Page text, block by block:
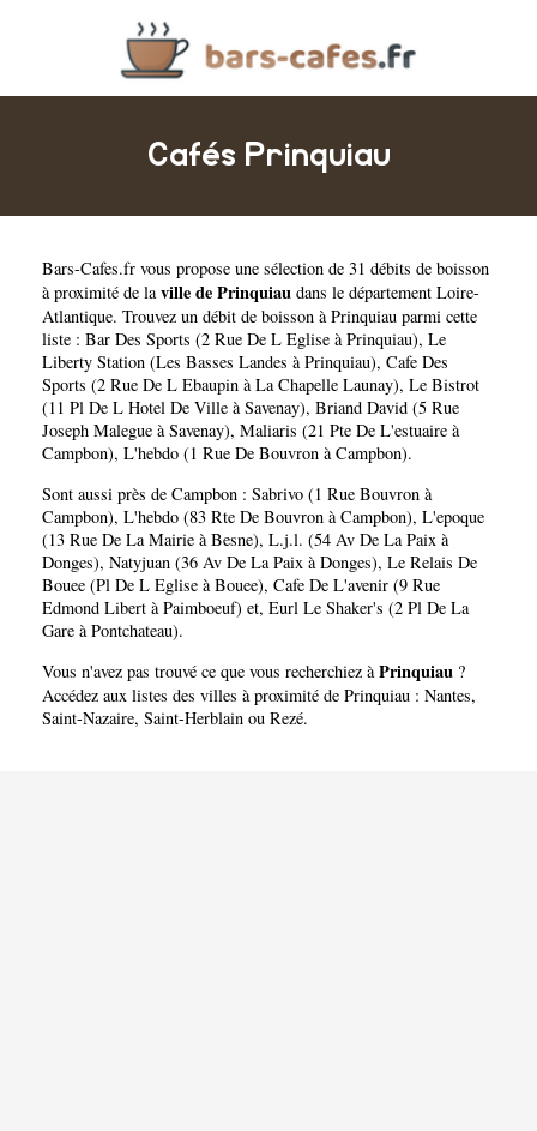
Cafés Prinquiau
Bars-Cafes.fr vous propose une sélection de 31 débits de boisson
à proximité de laville de Prinquiau dans le département Loire-
Atlantique. Trouvez un débit de boisson à Prinquiau parmi cette
liste : Bar Des Sports (2 Rue De L Eglise à Prinquiau), Le
Liberty Station (Les Basses Landes à Prinquiau), Cafe Des
Sports (2 Rue De L Ebaupin à La Chapelle Launay), Le Bistrot
(11 Pl De L Hotel De Ville à Savenay), Briand David (5 Rue
Joseph Malegue à Savenay), Maliaris (21 Pte De L'estuaire à
Campbon), L'hebdo (1 Rue De Bouvron à Campbon).
Sont aussi près de Campbon : Sabrivo (1 Rue Bouvron à
Campbon), L'hebdo (83 Rte De Bouvron à Campbon), L'epoque
(13 Rue De La Mairie à Besne), L.j.l. (54 Av De La Paix à
Donges), Natyjuan (36 Av De La Paix à Donges), Le Relais De
Bouee (Pl De L Eglise à Bouee), Cafe De L'avenir (9 Rue
Edmond Libert à Paimboeuf) et, Eurl Le Shaker's (2 Pl De La
Gare à Pontchateau).
Vous n'avez pas trouvé ce que vous recherchiez àPrinquiau ?
Accédez aux listes des villes à proximité de Prinquiau : Nantes,
Saint-Nazaire, Saint-Herblain ou Rezé.